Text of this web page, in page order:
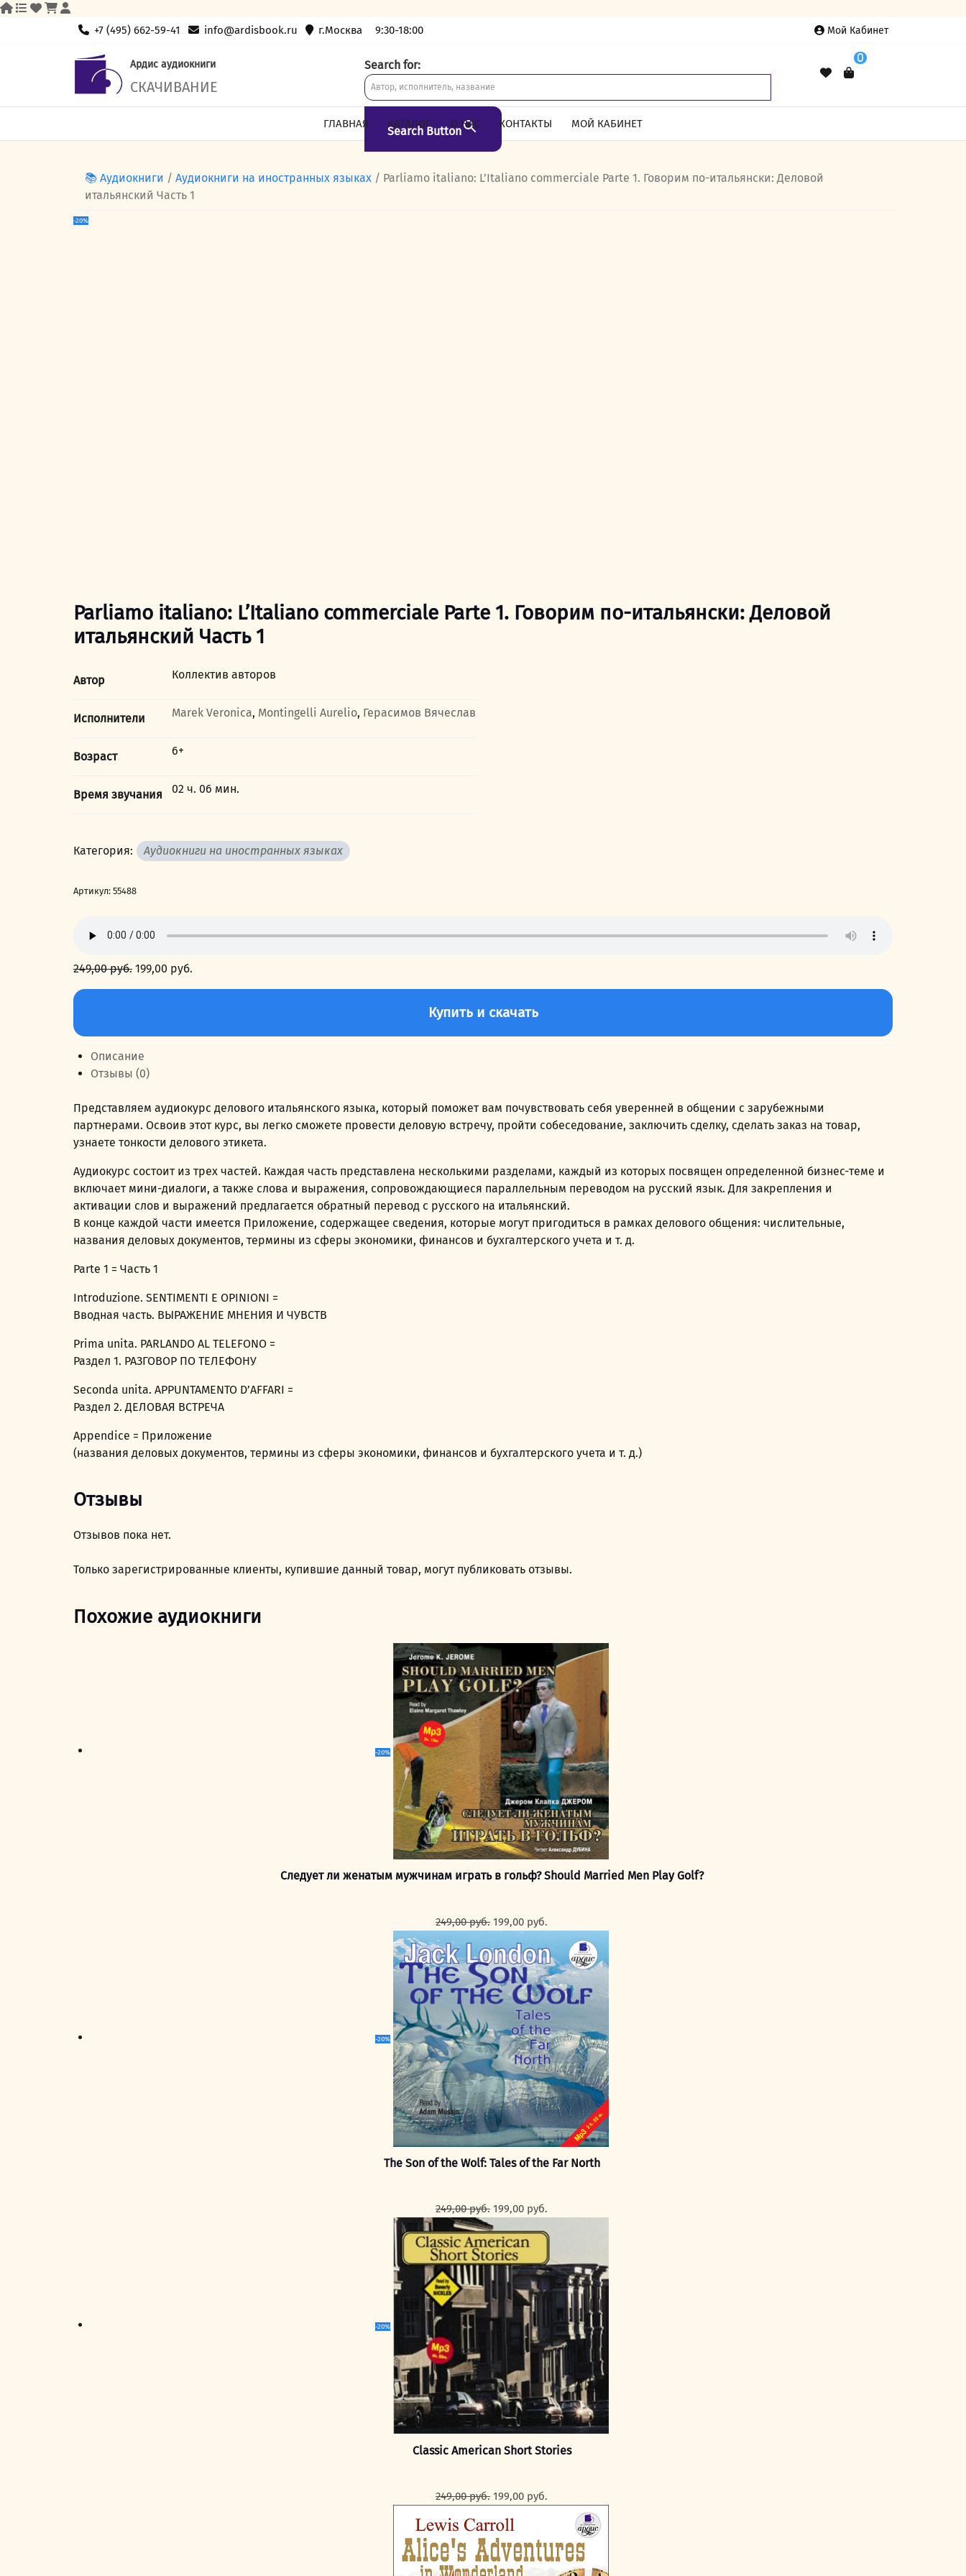
+7 (495) 662-59-41 info@ardisbook.ru г.Москва 9:30-18:00 Мой Кабинет
Ардис аудиокниги
СКАЧИВАНИЕ
Search for:
Search Button
0
ГЛАВНАЯ КАТАЛОГ О НАС КОНТАКТЫ МОЙ КАБИНЕТ
📚 Аудиокниги / Аудиокниги на иностранных языках / Parliamo italiano: L’Italiano commerciale Parte 1. Говорим по-итальянски: Деловой
итальянский Часть 1
-20%
Parliamo italiano: L’Italiano commerciale Parte 1. Говорим по-итальянски: Деловой
итальянский Часть 1
Автор Коллектив авторов
Исполнители Marek Veronica, Montingelli Aurelio, Герасимов Вячеслав
Возраст 6+
Время звучания 02 ч. 06 мин.
Категория: Аудиокниги на иностранных языках
Артикул: 55488
249,00руб. Первоначальная
199,00 руб.
Количество
Parliamo
commerciale
Говорим
по-
итальянски:
Деловой
итальянский
Часть
1
Купить и скачать
Описание
Отзывы (0)
Представляем аудиокурс делового итальянского языка, который поможет вам почувствовать себя уверенней в общении с зарубежными
партнерами. Освоив этот курс, вы легко сможете провести деловую встречу, пройти собеседование, заключить сделку, сделать заказ на товар,
узнаете тонкости делового этикета.
Аудиокурс состоит из трех частей. Каждая часть представлена несколькими разделами, каждый из которых посвящен определенной бизнес-теме и
включает мини-диалоги, а также слова и выражения, сопровождающиеся параллельным переводом на русский язык. Для закрепления и
активации слов и выражений предлагается обратный перевод с русского на итальянский.
В конце каждой части имеется Приложение, содержащее сведения, которые могут пригодиться в рамках делового общения: числительные,
названия деловых документов, термины из сферы экономики, финансов и бухгалтерского учета и т. д.
Parte 1 = Часть 1
Introduzione. SENTIMENTI E OPINIONI =
Вводная часть. ВЫРАЖЕНИЕ МНЕНИЯ И ЧУВСТВ
Prima unita. PARLANDO AL TELEFONO =
Раздел 1. РАЗГОВОР ПО ТЕЛЕФОНУ
Seconda unita. APPUNTAMENTO D’AFFARI =
Раздел 2. ДЕЛОВАЯ ВСТРЕЧА
Appendice = Приложение
(названия деловых документов, термины из сферы экономики, финансов и бухгалтерского учета и т. д.)
Отзывы
Отзывов пока нет.
Только зарегистрированные клиенты, купившие данный товар, могут публиковать отзывы.
Похожие аудиокниги
-20%
Следует ли женатым мужчинам играть в гольф? Should Married Men Play Golf?
249,00руб. Первоначальная
составляла
249,00 руб..
199,00 руб.
199,00 руб..
-20%
The Son of the Wolf: Tales of the Far North
249,00руб. Первоначальная
цена
составляла
249,00 руб..
199,00 руб.
199,00 руб..
-20%
Classic American Short Stories
249,00руб. Первоначальная
составляла
249,00 руб..
199,00 руб.
199,00 руб..